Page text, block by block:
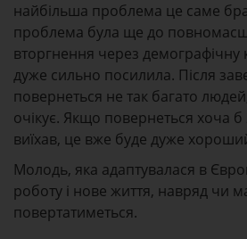
найбільша проблема це саме
проблема була ще до
вторгнення через демографічну
дуже сильно посилила. Після
повернеться не так багато
очікує. Якщо повернеться хоча б
виїхав, це вже буде дуже
Молодь, яка адаптувалася в
роботу і нове життя, навряд чи
повертатиметься.